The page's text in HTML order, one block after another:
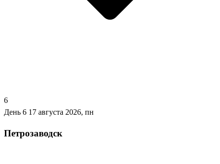
6
День 6 17 августа 2026, пн
Петрозаводск